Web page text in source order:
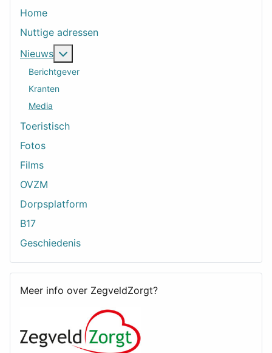
Home
Nuttige adressen
Nieuws
Berichtgever
Kranten
Media
Toeristisch
Fotos
Films
OVZM
Dorpsplatform
B17
Geschiedenis
Meer info over ZegveldZorgt?